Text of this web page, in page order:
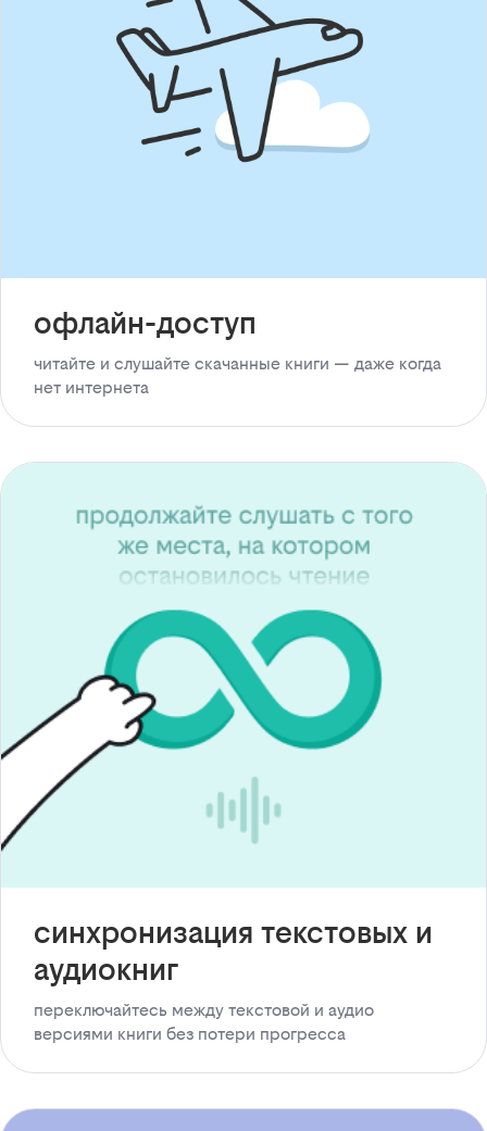
офлайн-доступ
читайте и слушайте скачанные книги — даже когда
нет интернета
синхронизация текстовых и
аудиокниг
переключайтесь между текстовой и аудио
версиями книги без потери прогресса